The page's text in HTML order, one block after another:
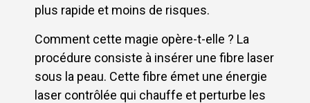
plus rapide et moins de risques.
Comment cette magie opère-t-elle ? La
procédure consiste à insérer une fibre laser
sous la peau. Cette fibre émet une énergie
laser contrôlée qui chauffe et perturbe les